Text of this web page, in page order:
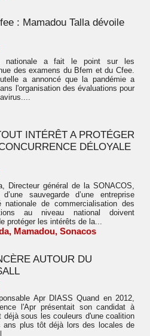
: Mamadou Talla dévoile
nationale a fait le point sur les
des examens du Bfem et du Cfee.
a annoncé que la pandémie a
l'organisation des évaluations pour
INTÉRÊT A PROTÉGER
DÉLOYALE
Directeur général de la SONACOS,
sauvegarde d’une entreprise
de commercialisation des
au niveau national doivent
protéger les intérêts de la...
, Mamadou, Sonacos
AUTOUR DU
Apr DIASS Quand en 2012,
l'Apr présentait son candidat à
déjà sous les couleurs d'une coalition
plus tôt déjà lors des locales de